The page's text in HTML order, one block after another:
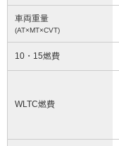
車両重量
(AT×MT×CVT)
10・15燃費
WLTC燃費